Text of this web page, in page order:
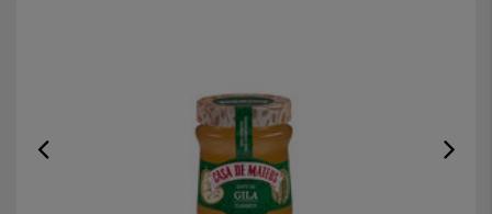
Previous